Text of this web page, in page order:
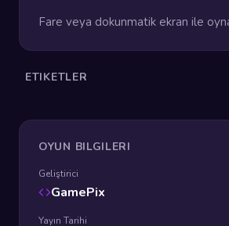
Fare veya dokunmatik ekran ile
ETIKETLER
OYUN BILGILERI
Geliştirici
GamePix
Yayın Tarihi